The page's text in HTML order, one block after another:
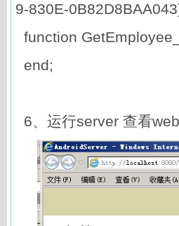
9-830E-
function
end;
6、运行server 查看